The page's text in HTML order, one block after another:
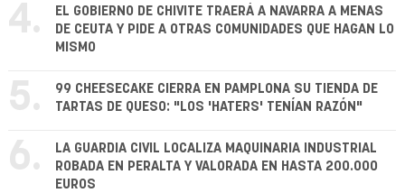
4.
EL GOBIERNO DE CHIVITE TRAERÁ A NAVARRA A MENAS
DE CEUTA Y PIDE A OTRAS COMUNIDADES QUE HAGAN LO
MISMO
5.
99 CHEESECAKE CIERRA EN PAMPLONA SU TIENDA DE
TARTAS DE QUESO: "LOS 'HATERS' TENÍAN RAZÓN"
6.
LA GUARDIA CIVIL LOCALIZA MAQUINARIA INDUSTRIAL
ROBADA EN PERALTA Y VALORADA EN HASTA 200.000
EUROS